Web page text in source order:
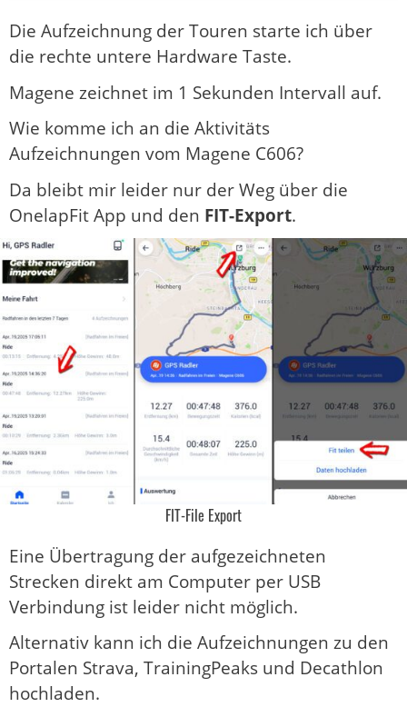
Die Aufzeichnung der Touren starte ich über
die rechte untere Hardware Taste.
Magene zeichnet im 1 Sekunden Intervall auf.
Wie komme ich an die Aktivitäts
Aufzeichnungen vom Magene C606?
Da bleibt mir leider nur der Weg über die
OnelapFit App und den FIT-Export.
FIT-File Export
Eine Übertragung der aufgezeichneten
Strecken direkt am Computer per USB
Verbindung ist leider nicht möglich.
Alternativ kann ich die Aufzeichnungen zu den
Portalen Strava, TrainingPeaks und Decathlon
hochladen.